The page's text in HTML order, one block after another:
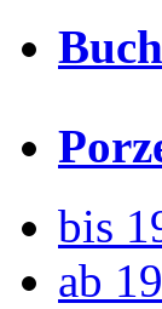
bis
ab